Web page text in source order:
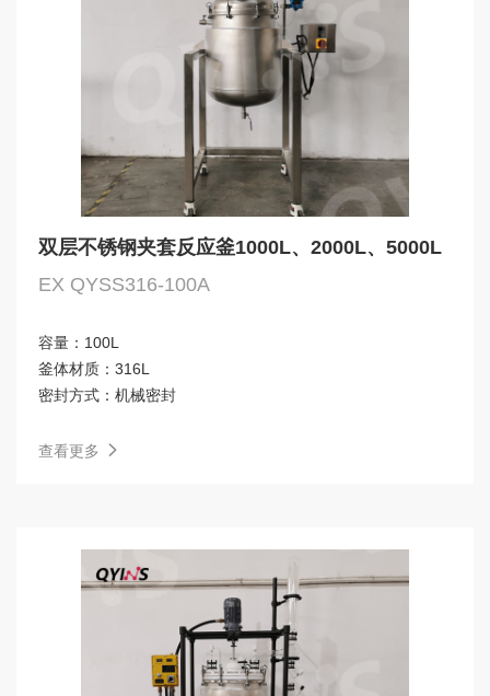
双层不锈钢夹套反应釜1000L、2000L、5000L
EX QYSS316-100A
容量： 100L
釜体材质： 316L
密封方式： 机械密封
查看更多